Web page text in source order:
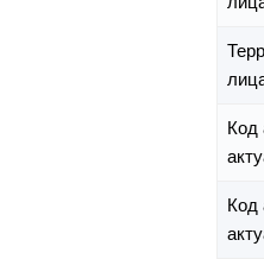
Код
Код